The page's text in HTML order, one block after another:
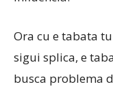
Ora cu e tabata
sigui splica, e
busca problema